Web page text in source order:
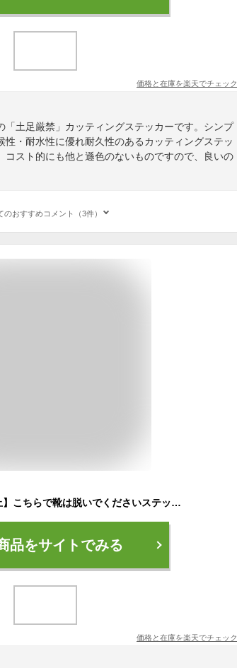
価格と在庫を楽天でチェック
「土足厳禁」カッティングステッカーです。シンプ
・耐水性に優れ耐久性のあるカッティングステッ
コスト的にも他と遜色のないものですので、良いの
のおすすめコメント（3件）
【土足厳禁・土足禁止】こちらで靴は脱いでくださいステッカーシール【店内標識・店舗案内】
品をサイトでみる
価格と在庫を楽天でチェック